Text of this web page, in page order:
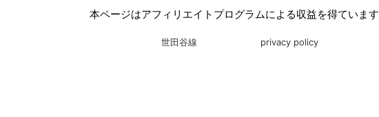
本ページはアフィリエイトプログラムによる収益を得ています
世田谷線 privacy policy